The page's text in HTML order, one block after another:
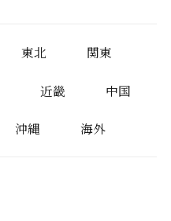
東北 関東
近畿 中国
沖縄 海外